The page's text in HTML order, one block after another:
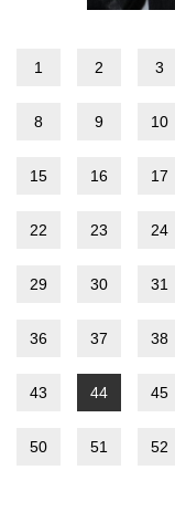
1 2 3
8 9 10
15 16 17
22 23 24
29 30 31
36 37 38
43 44 45
50 51 52